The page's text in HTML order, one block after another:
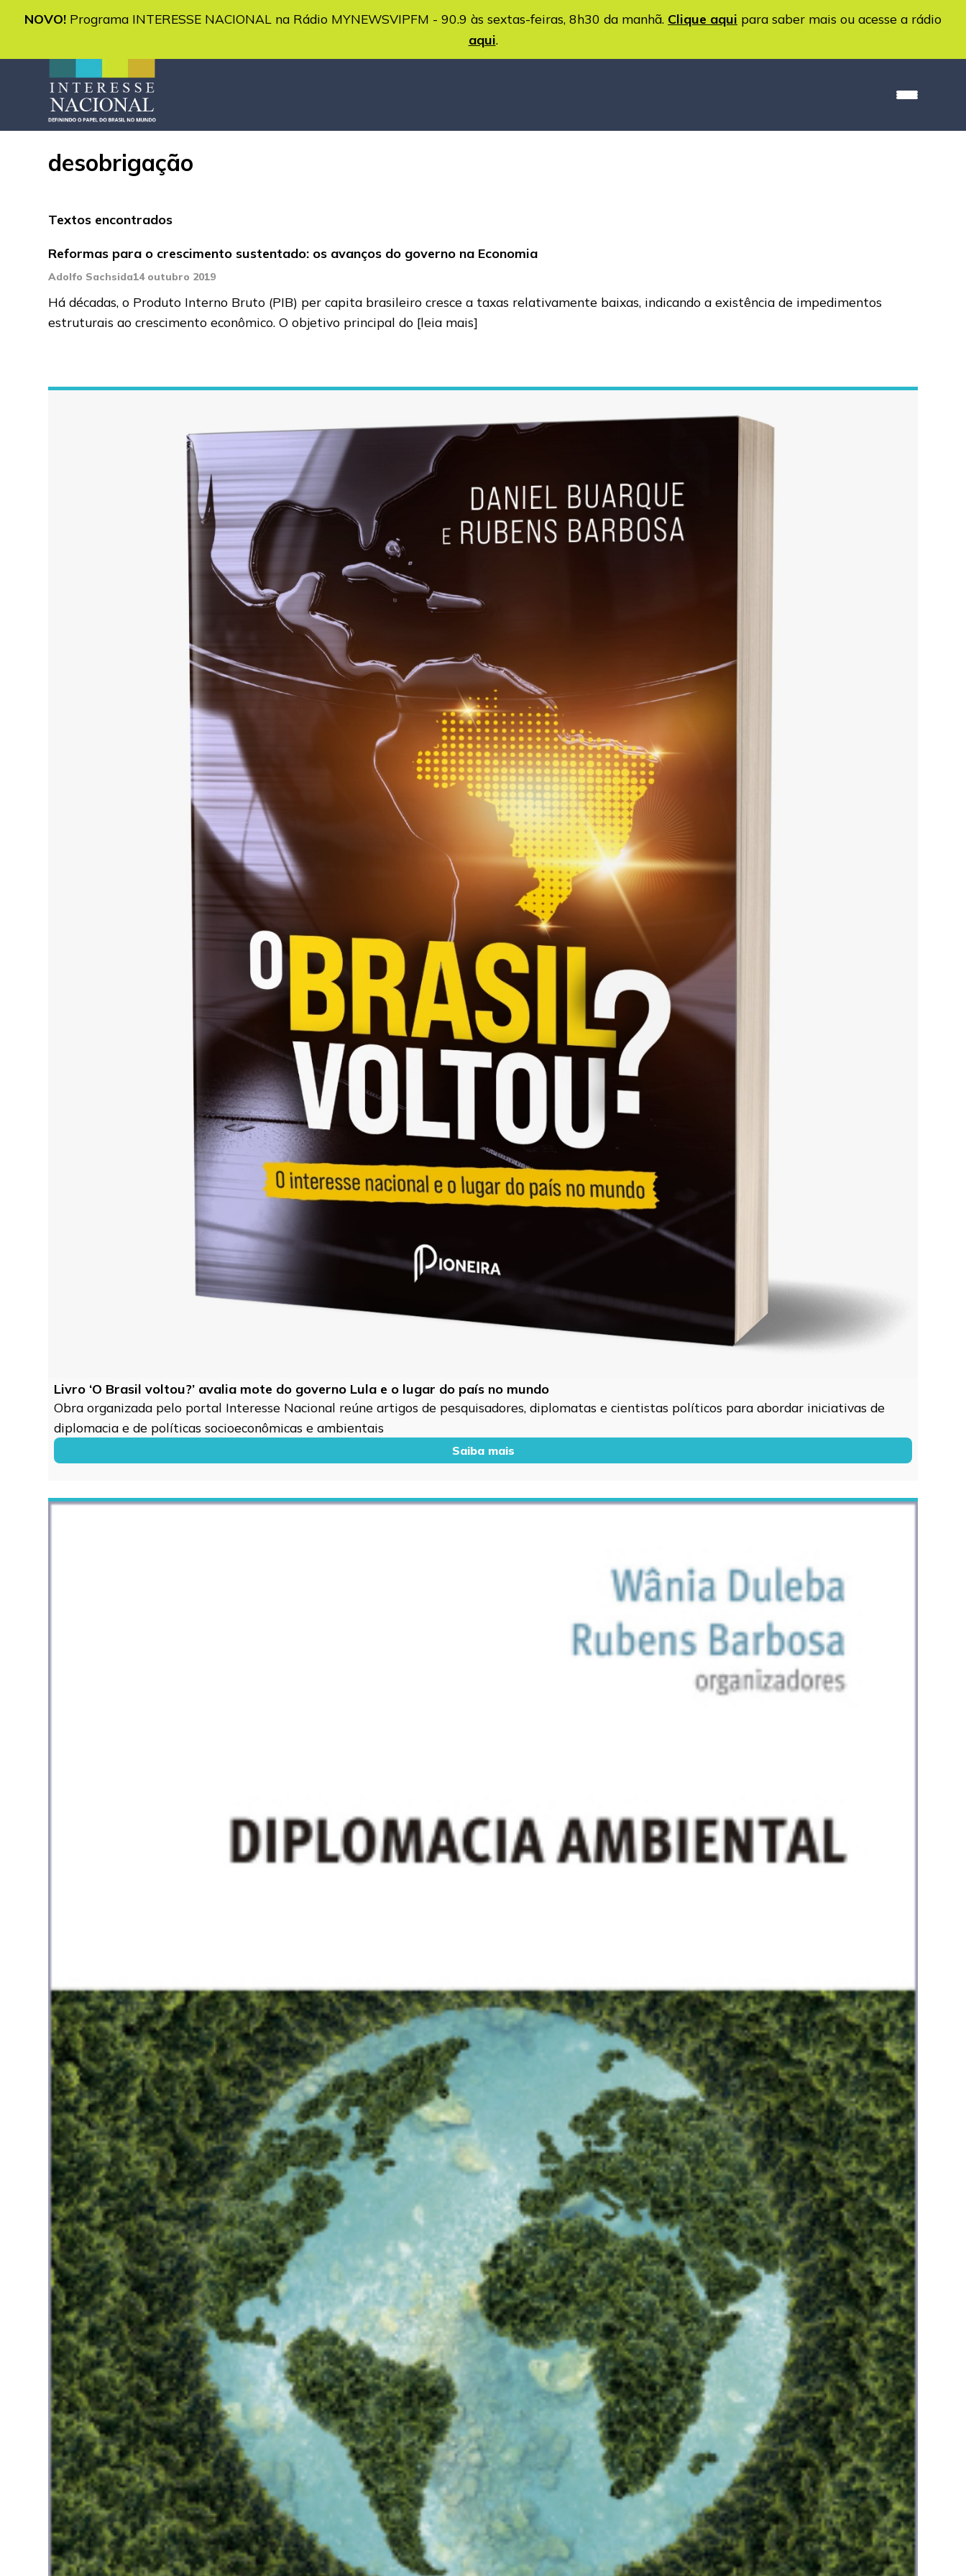
NOVO! Programa INTERESSE NACIONAL na Rádio MYNEWSVIPFM - 90.9 às sextas-feiras, 8h30 da manhã. Clique aqui para saber mais ou acesse a rádio
aqui.
desobrigação
Textos encontrados
Reformas para o crescimento sustentado: os avanços do governo na Economia
Adolfo Sachsida14 outubro 2019
Há décadas, o Produto Interno Bruto (PIB) per capita brasileiro cresce a taxas relativamente baixas, indicando a existência de impedimentos
estruturais ao crescimento econômico. O objetivo principal do [leia mais]
Livro ‘O Brasil voltou?’ avalia mote do governo Lula e o lugar do país no mundo
Obra organizada pelo portal Interesse Nacional reúne artigos de pesquisadores, diplomatas e cientistas políticos para abordar iniciativas de
diplomacia e de políticas socioeconômicas e ambientais
Saiba mais